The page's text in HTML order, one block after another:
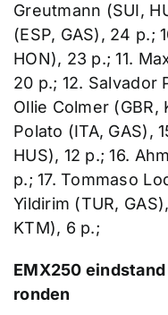
Greutmann (SUI,
(ESP, GAS), 24 p.;
HON), 23 p.; 11.
20 p.; 12. Salvador
Ollie Colmer (GBR,
Polato (ITA, GAS),
HUS), 12 p.; 16.
p.; 17. Tommaso
Yildirim (TUR,
KTM), 6 p.;
EMX250
ronden